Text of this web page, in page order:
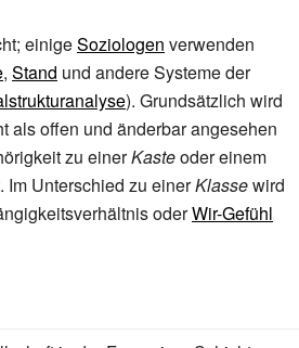
einigeSoziologen verwenden
, Stand und andere Systeme der
). Grundsätzlich wird
als offen und änderbar angesehen
zu einerKasteoder einem
Im Unterschied zu einerKlassewird
oderWir-Gefühl